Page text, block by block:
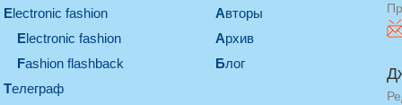
electronic fashion
electronic fashion
Fashion flashback
телеграф
Авторы
Архив
Блог